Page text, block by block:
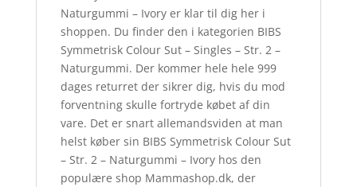
Naturgummi – Ivory er klar til dig her i
shoppen. Du finder den i kategorien BIBS
Symmetrisk Colour Sut – Singles – Str. 2 –
Naturgummi. Der kommer hele hele 999
dages returret der sikrer dig, hvis du mod
forventning skulle fortryde købet af din
vare. Det er snart allemandsviden at man
helst køber sin BIBS Symmetrisk Colour Sut
– Str. 2 – Naturgummi – Ivory hos den
populære shop Mammashop.dk, der